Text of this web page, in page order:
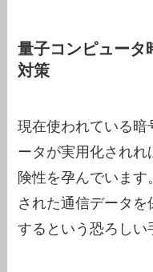
量子コンピュータ
対策
現在使われている暗
ータが実用化され
険性を孕んでいま
された通信データ
するという恐ろしい